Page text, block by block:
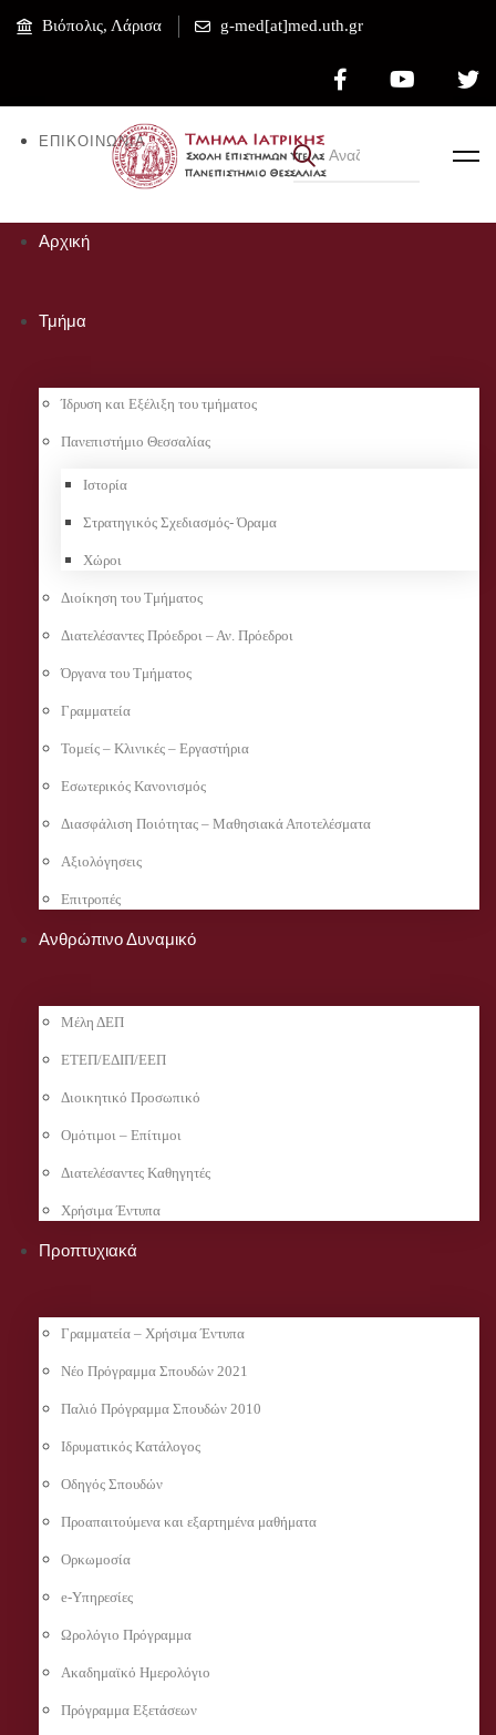
Βιόπολις, Λάρισα g-med[at]med.uth.gr
ΕΠΙΚΟΙΝΩΝΊΑ
Αρχική
Τμήμα
Ίδρυση και Εξέλιξη του τμήματος
Πανεπιστήμιο Θεσσαλίας
Ιστορία
Στρατηγικός Σχεδιασμός- Όραμα
Χώροι
Διοίκηση του Τμήματος
Διατελέσαντες Πρόεδροι – Αν. Πρόεδροι
Όργανα του Τμήματος
Γραμματεία
Τομείς – Κλινικές – Εργαστήρια
Εσωτερικός Κανονισμός
Διασφάλιση Ποιότητας – Μαθησιακά Αποτελέσματα
Αξιολόγησεις
Επιτροπές
Ανθρώπινο Δυναμικό
Μέλη ΔΕΠ
ΕΤΕΠ/ΕΔΙΠ/ΕΕΠ
Διοικητικό Προσωπικό
Ομότιμοι – Επίτιμοι
Διατελέσαντες Καθηγητές
Χρήσιμα Έντυπα
Προπτυχιακά
Γραμματεία – Χρήσιμα Έντυπα
Νέο Πρόγραμμα Σπουδών 2021
Παλιό Πρόγραμμα Σπουδών 2010
Ιδρυματικός Κατάλογος
Οδηγός Σπουδών
Προαπαιτούμενα και εξαρτημένα μαθήματα
Ορκωμοσία
e-Υπηρεσίες
Ωρολόγιο Πρόγραμμα
Ακαδημαϊκό Ημερολόγιο
Πρόγραμμα Εξετάσεων